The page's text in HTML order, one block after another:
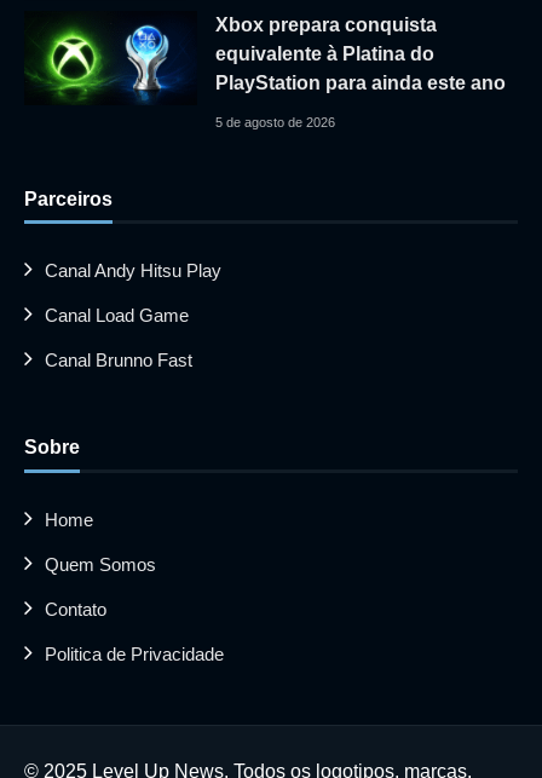
Xbox prepara conquista
equivalente à Platina do
PlayStation para ainda este ano
5 de agosto de 2026
Parceiros
Canal Andy Hitsu Play
Canal Load Game
Canal Brunno Fast
Sobre
Home
Quem Somos
Contato
Politica de Privacidade
© 2025 Level Up News. Todos os logotipos, marcas,